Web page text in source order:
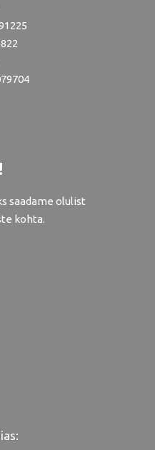
saadame olulist
kohta.